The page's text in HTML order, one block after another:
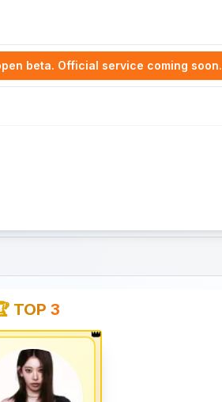
beta. Official service coming soon.
TOP 3
👑